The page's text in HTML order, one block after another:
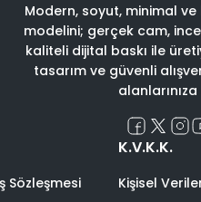
Modern, soyut, minimal
modelini; gerçek cam,
kaliteli dijital baskı ile
tasarım ve güvenli
Sözleşmesi
K.V.K.K.
Kişisel